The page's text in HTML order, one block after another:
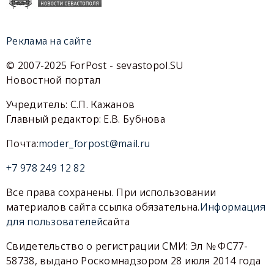
Реклама на сайте
© 2007-2025 ForPost - sevastopol.SU
Новостной портал
Учредитель: С.П. Кажанов
Главный редактор: Е.В. Бубнова
Почта:moder_forpost@mail.ru
+7 978 249 12 82
Все права сохранены. При использовании
материалов сайта ссылка обязательна.Информация
для пользователейсайта
Свидетельство о регистрации СМИ: Эл № ФС77-
58738, выдано Роскомнадзором 28 июля 2014 года